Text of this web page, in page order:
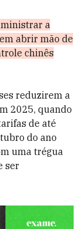
a
abrir mão de
chinês
reduzirem a
2025, quando
de até
do ano
uma trégua
ser